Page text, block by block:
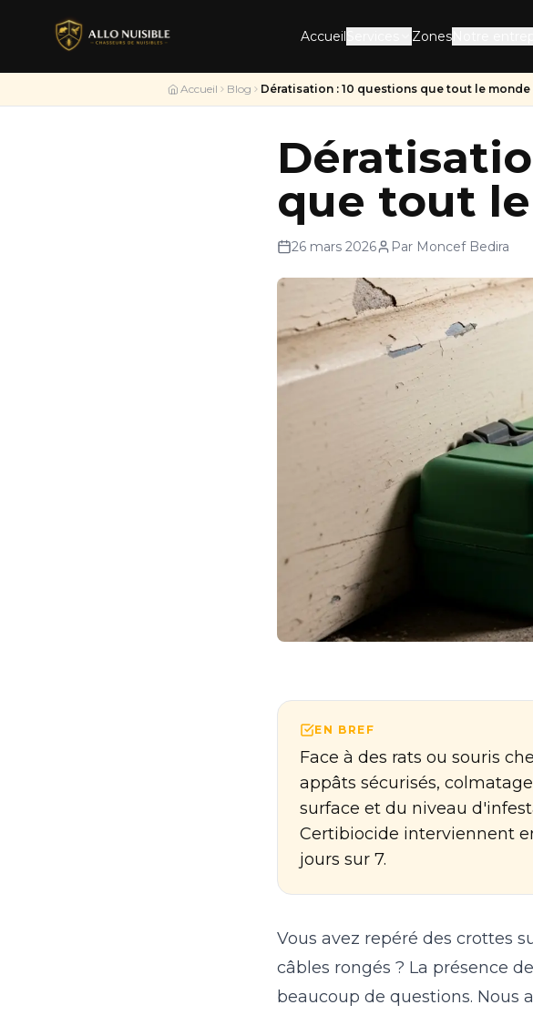
Accueil Zones
Accueil Blog Dératisation : 10 questions que tout le monde
que tout
26 mars 2026 Par Moncef Bedira
EN BREF
Face à des rats ou souris
appâts sécurisés,
surface et du niveau
Certibiocide interviennent
jours sur 7.
Vous avez repéré des crottes
câbles rongés ? La présence
beaucoup de questions. Nous